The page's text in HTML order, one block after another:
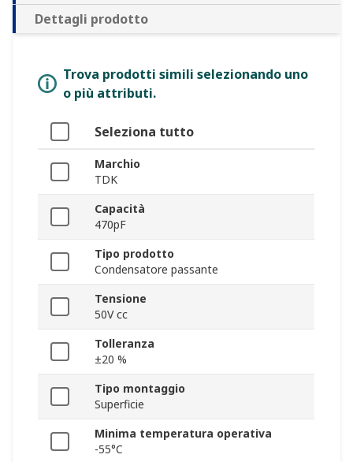
Dettagli prodotto
Trova prodotti simili selezionando uno
o più attributi.
Seleziona tutto
Marchio
TDK
Capacità
470pF
Tipo prodotto
Condensatore passante
Tensione
50V cc
Tolleranza
±20 %
Tipo montaggio
Superficie
Minima temperatura operativa
-55°C